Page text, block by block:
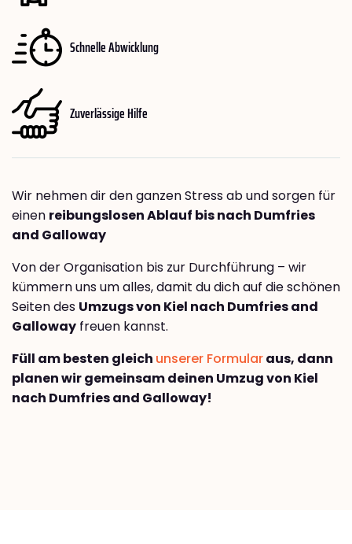
Schnelle Abwicklung
Zuverlässige Hilfe
Wir nehmen dir den ganzen Stress ab und sorgen für
einen reibungslosen Ablauf bis nach Dumfries
and Galloway
Von der Organisation bis zur Durchführung – wir
kümmern uns um alles, damit du dich auf die schönen
Seiten des Umzugs von Kiel nach Dumfries and
Galloway freuen kannst.
Füll am besten gleich unserer Formularaus, dann
planen wir gemeinsam deinen Umzug von Kiel
nach Dumfries and Galloway!